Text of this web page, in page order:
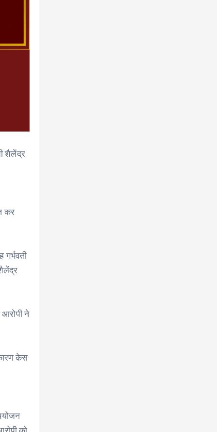
शैलेंद्र
कर
गर्भवती
आरोपी ने
केस